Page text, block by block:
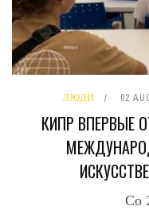
ЛЮДИ 02
КИПР ВПЕРВЫЕ
Со